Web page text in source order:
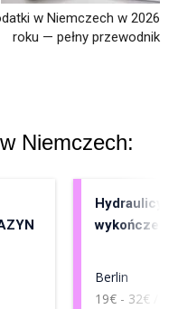
w Niemczech w 2026
roku — pełny przewodnik
Niemczech:
Hydraulicy,
Berlin
19€ - 32€ / h